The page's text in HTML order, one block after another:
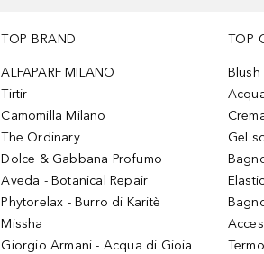
TOP BRAND
ALFAPARF MILANO
Tirtir
Camomilla Milano
The Ordinary
Dolce & Gabbana Profumo
Aveda - Botanical Repair
Phytorelax - Burro di Karitè
Missha
Giorgio Armani - Acqua di Gioia
TOP
Blush
Gel